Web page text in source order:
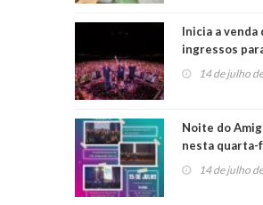
Inicia a venda
ingressos
do Jota Quest
anos da
14 de julho
Noite do
nesta quarta-
Centro de
14 de julho